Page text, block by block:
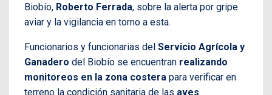
Biobío, Roberto Ferrada, sobre la alerta por gripe
aviar y la vigilancia en torno a esta.
Funcionarios y funcionarias del Servicio Agrícola y
Ganadero del Biobío se encuentran realizando
monitoreos en la zona costera para verificar en
terreno la condición sanitaria de las aves